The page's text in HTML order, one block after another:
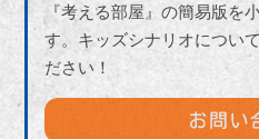
『考える部屋』の簡易版を
す。キッズシナリオについ
ださい！